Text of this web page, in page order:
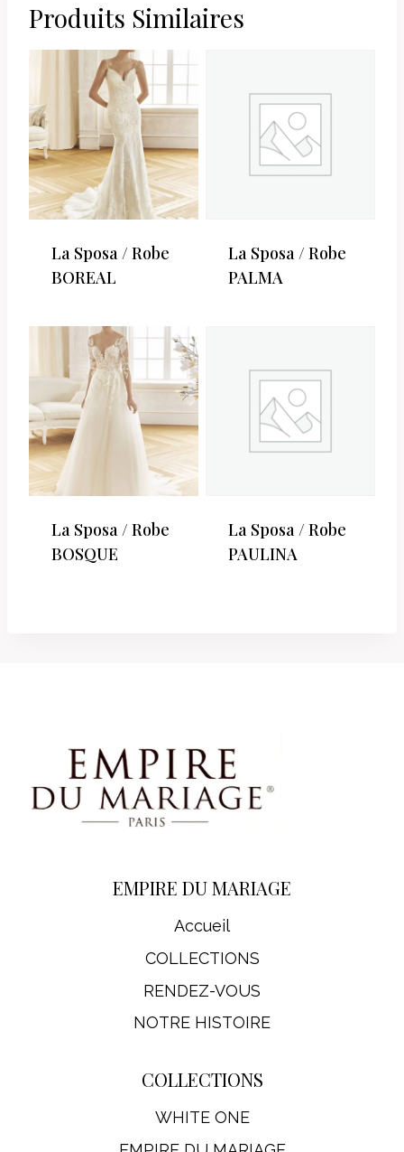
Produits Similaires
La Sposa / Robe
BOREAL
La Sposa / Robe
PALMA
La Sposa / Robe
BOSQUE
La Sposa / Robe
PAULINA
EMPIRE DU MARIAGE
Accueil
COLLECTIONS
RENDEZ-VOUS
NOTRE HISTOIRE
COLLECTIONS
WHITE ONE